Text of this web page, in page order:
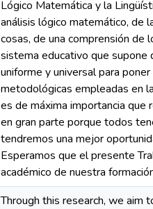
Lógico Matemática y la
análisis lógico matemático, de
cosas, de una comprensión de
sistema educativo que supone
uniforme y universal para
metodológicas empleadas en
es de máxima importancia
en gran parte porque todos
tendremos una mejor
Esperamos que el presente
académico de nuestra
Through this research, we